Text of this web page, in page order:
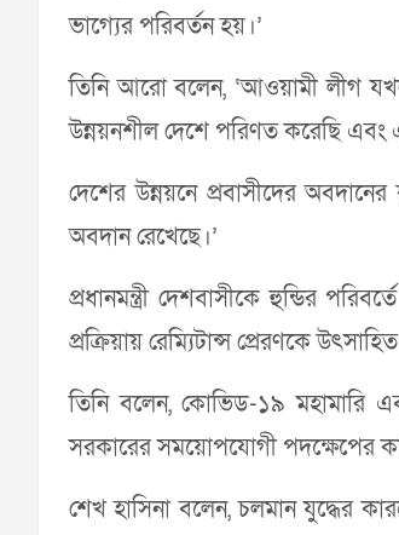
ভাগ্যের পরিবর্তন হয়।’
তিনি আরো বলেন, ‘আওয়ামী লীগ
উন্নয়নশীল দেশে পরিণত করেছি এবং
দেশের উন্নয়নে প্রবাসীদের
অবদান রেখেছে।’
প্রধানমন্ত্রী দেশবাসীকে হুন্ডির
প্রক্রিয়ায় রেম্যিটান্স প্রেরণকে
তিনি বলেন, কোভিড-১৯ মহামারি
সরকারের সময়োপযোগী পদক্ষেপের
শেখ হাসিনা বলেন, চলমান যুদ্ধের